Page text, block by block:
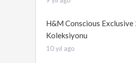
H&M Conscious Exclusive
Koleksiyonu
10 yıl ago